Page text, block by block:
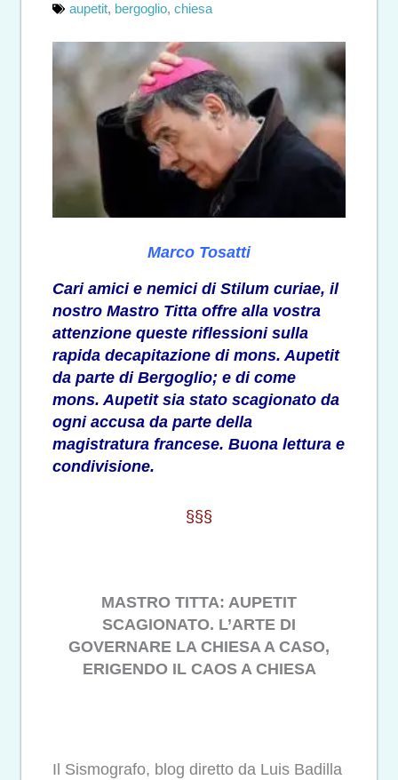
aupetit, bergoglio, chiesa
Marco Tosatti
Cari amici e nemici di Stilum curiae, il
nostro Mastro Titta offre alla vostra
attenzione queste riflessioni sulla
rapida decapitazione di mons. Aupetit
da parte di Bergoglio; e di come
mons. Aupetit sia stato scagionato da
ogni accusa da parte della
magistratura francese. Buona lettura e
condivisione.
§§§
MASTRO TITTA: AUPETIT
SCAGIONATO. L’ARTE DI
GOVERNARE LA CHIESA A CASO,
ERIGENDO IL CAOS A CHIESA
Il Sismografo, blog diretto da Luis Badilla